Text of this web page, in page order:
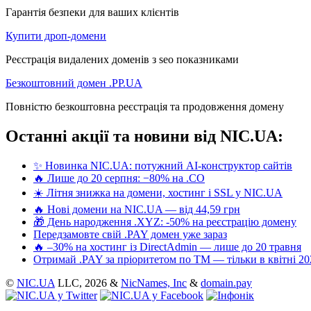
Гарантія безпеки для ваших клієнтів
Купити дроп-домени
Реєстрація видалених доменів з seo показниками
Безкоштовний домен .PP.UA
Повністю безкоштовна реєстрація та продовження домену
Останні акції та новини від NIC.UA:
✨ Новинка NIC.UA: потужний AI-конструктор сайтів
🔥 Лише до 20 серпня: −80% на .CO
☀️ Літня знижка на домени, хостинг і SSL у NIC.UA
🔥 Нові домени на NIC.UA — від 44,59 грн
🎁 День народження .XYZ: -50% на реєстрацію домену
Передзамовте свій .PAY домен уже зараз
🔥 –30% на хостинг із DirectAdmin — лише до 20 травня
Отримай .PAY за пріоритетом по ТМ — тільки в квітні
© NIC.UA LLC, 2026 & NicNames, Inc & domain.pay